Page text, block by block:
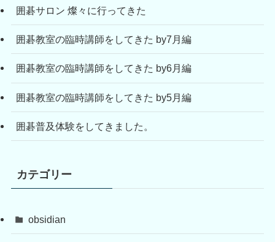
囲碁サロン 燦々に行ってきた
囲碁教室の臨時講師をしてきた by7月編
囲碁教室の臨時講師をしてきた by6月編
囲碁教室の臨時講師をしてきた by5月編
囲碁普及体験をしてきました。
カテゴリー
obsidian